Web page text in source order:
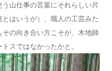
山仕事の言葉にそれらしい片
はいうが）、職人の工芸みた
の向き合い方こそが、木地師
スではなかったかと。